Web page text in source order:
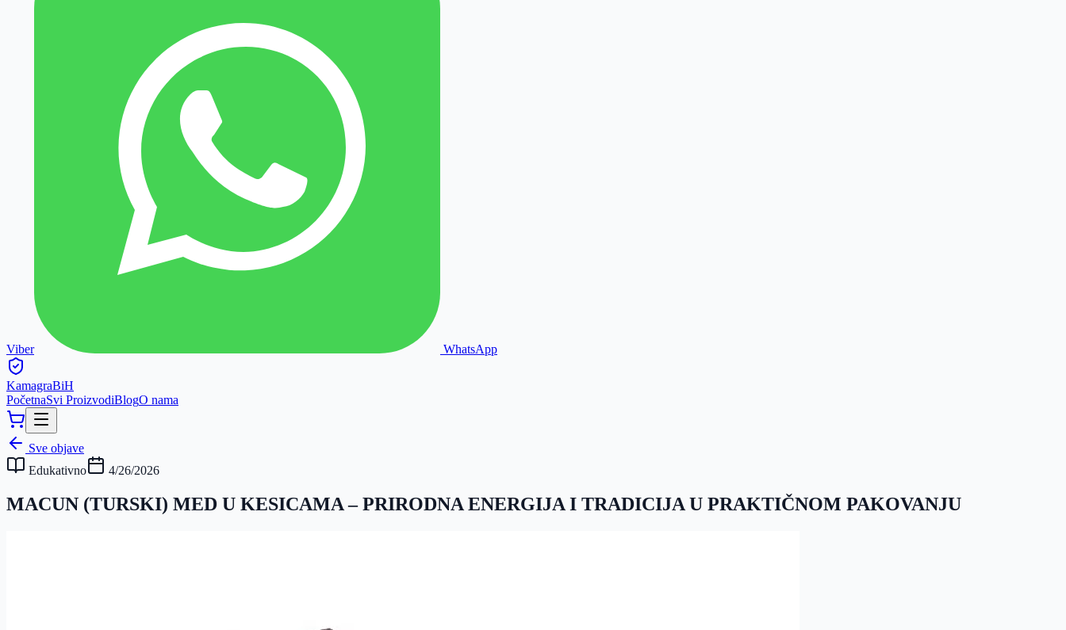
Viber WhatsApp
KamagraBiH
PočetnaSvi ProizvodiBlogO nama
Sve objave
Edukativno
4/26/2026
MACUN (TURSKI) MED U KESICAMA – PRIRODNA ENERGIJA I TRADICIJA U PRAKTIČNOM PAKOVANJU